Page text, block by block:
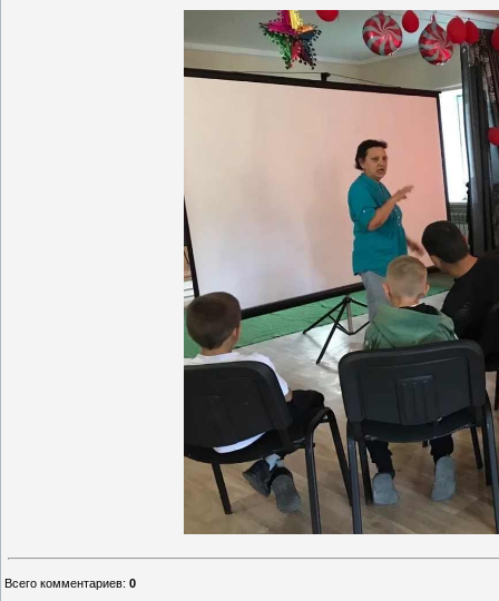
Всего комментариев: 0